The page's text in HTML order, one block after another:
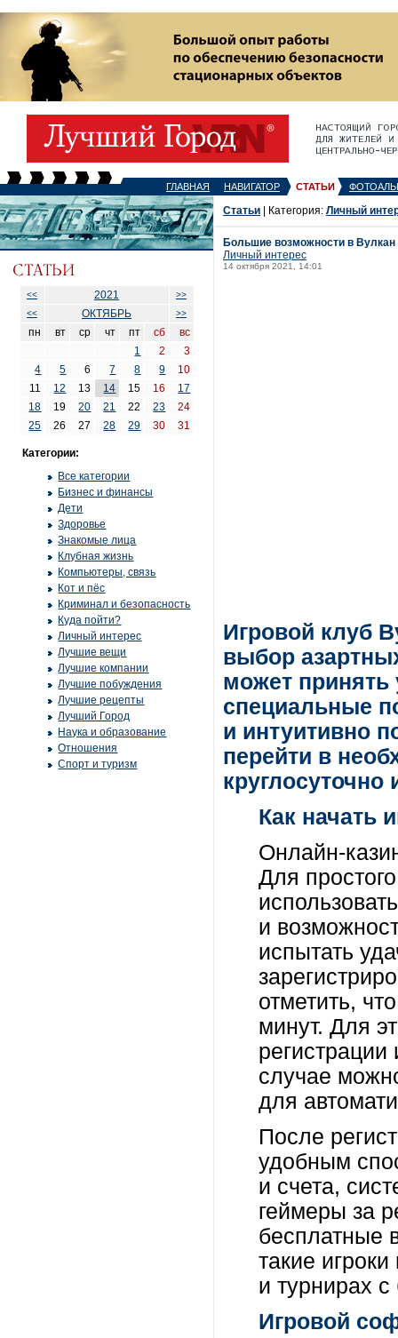
ГЛАВНАЯ НАВИГАТОР СТАТЬИ
<< 2021
>>
<<
ОКТЯБРЬ >>
пн вт ср чт пт сб
вс
1
2
3
4
5 6 7 8 9
10
11
12 13 14 15 16
17
18
19 20 21 22 23
24
25
26 27 28 29 30 31
Категории:
Все категории
Бизнес и финансы
Дети
Здоровье
Знакомые лица
Клубная жизнь
Компьютеры, связь
Кот и пёс
Криминал и безопасность
Куда пойти?
Личный интерес
Лучшие вещи
Лучшие компании
Лучшие побуждения
Лучшие рецепты
Лучший Город
Наука и образование
Отношения
Спорт и туризм
Статьи | Категория: Личный
Большие возможности в Вулкан
Личный интерес
14 октября 2021, 14:01
Игровой клуб
выбор
может принять
специальные
и интуитивно
перейти в
Как начать
Онлайн-
Для
и
испытать
отметить,
минут. Для
случае
для
После
удобным
и счета,
геймеры за
бесплатные
такие
и турнирах
Игровой